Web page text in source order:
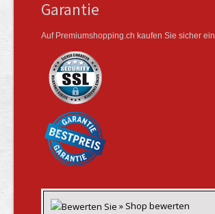
Garantie
Auf Premiumshopping.ch kaufen Sie sicher ein.
» Shop bewerten